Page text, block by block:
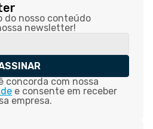
do nosso conteúdo
newsletter!
concorda com nossa
e consente em receber
empresa.